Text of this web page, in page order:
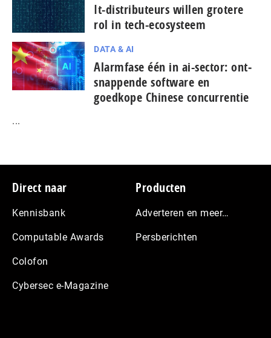
It-dis­tri­bu­teurs willen grotere
rol in tech-ecosysteem
DATA & AI
Alarmfase één in ai-sector: ont­
snap­pen­de software en
goedkope Chinese con­cur­ren­tie
...
Footer
Direct naar
Kennisbank
Computable Awards
Colofon
Cybersec e-Magazine
Producten
Adverteren en meer…
Persberichten